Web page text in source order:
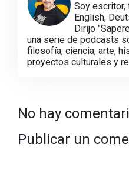
Soy escritor,
English,
Dirijo
una serie de podcasts
filosofía, ciencia, arte,
proyectos culturales y
No hay
Publicar un